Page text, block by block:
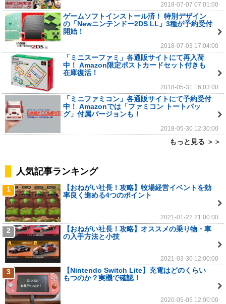
2018-07-07 07:01:00
ゲームソフトインストール済！ 特別デザイン
の「Newニンテンドー2DS LL」3種が予約受付
開始！
2018-07-03 17:04:00
「ミニスーファミ」各通販サイトにて再入荷
中！ Amazon限定ポストカードセット付きも
在庫復活！
2018-05-31 16:03:00
「ミニファミコン」各通販サイトにて予約受付
中！ Amazonでは「ファミコン トートバッ
グ」付属バージョンも！
2018-05-30 12:30:00
もっと見る ＞＞
人気記事ランキング
1
【おねがい社長！攻略】牧場経営イベントを効
率良く進める4つのポイント
2021-01-22 21:00:00
2
【おねがい社長！攻略】オススメの乗り物・車
の入手方法と小技
2021-03-30 12:00:00
3
【Nintendo Switch Lite】充電はどのくらい
もつのか？実機で確認！
2020-05-05 12:00:00